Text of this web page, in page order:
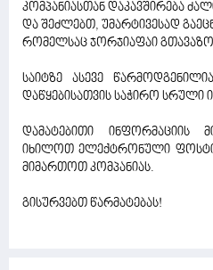
კომპანიასთან დაკავშირება
და შეძლებთ, უმარტივესად
რომელსაც ჯორჯიაფაი
საიტზე ასევე
დაწყებისათვის საჭირო სრული
დამატებითი ინფორმაციის
იხილოთ ელექტრონული
მიმართოთ კომპანიას.
გისურვებთ წარმატებას!